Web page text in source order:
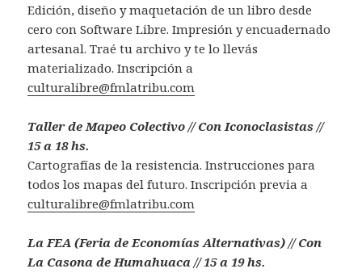
Edición, diseño y maquetación de un libro desde
cero con Software Libre. Impresión y encuadernado
artesanal. Traé tu archivo y te lo llevás
materializado. Inscripción a
culturalibre@fmlatribu.com
Taller de Mapeo Colectivo // Con Iconoclasistas //
15 a 18 hs.
Cartografías de la resistencia. Instrucciones para
todos los mapas del futuro. Inscripción previa a
culturalibre@fmlatribu.com
La FEA (Feria de Economías Alternativas) // Con
La Casona de Humahuaca // 15 a 19 hs.